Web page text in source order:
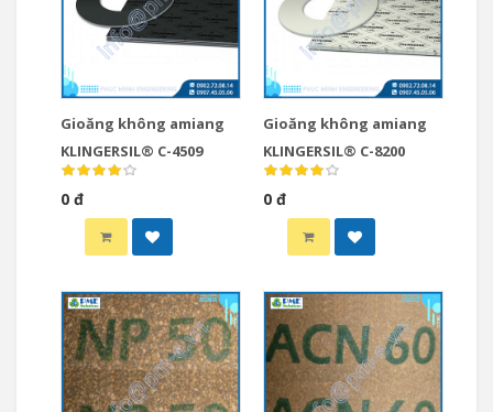
Gioăng không amiang
KLINGERSIL® C-4509
0 đ
Gioăng không amiang
KLINGERSIL® C-8200
0 đ